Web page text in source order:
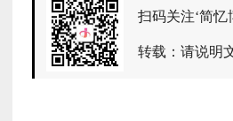
扫码关注‘简
转载：请说明